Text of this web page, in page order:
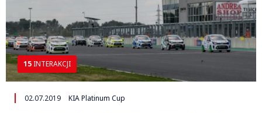
15 INTERAKCJI
02.07.2019 KIA Platinum Cup